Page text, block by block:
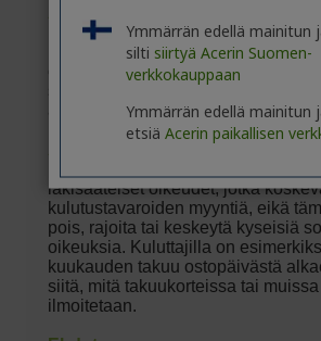
Ymmärrän edellä mainitun
silti siirtyä Acerin Suomen-
verkkokauppaan
Ymmärrän edellä mainitun
etsiä Acerin paikallisen